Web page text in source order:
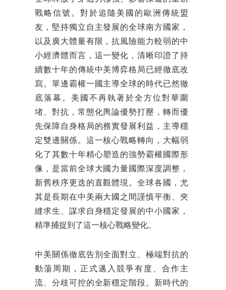
戰略信號。對於追隨美國的歐洲傳統盟
友，堅持獨立自主發展的全球南方國家，
以及廣大體量有限，抗風險能力較弱的中
小經濟體而言，這一變化，清晰印證了持
續數十年的傳統中美博弈格局已經徹底改
寫。單邊霸權一國主導全球的時代已然徹
底落幕。美國不再執著於全方位對華圍
堵、對抗，常態化輿論優勢打壓，轉而優
先保障自身格局的務實發展利益，主導穩
定雙邊關係。這一核心戰略轉向，大幅弱
化了其數十年精心塑造的強勢霸權國際形
像，是當前全球大國力量國際深度調整，
新舊秩序更迭的直觀體現。全球各國，尤
其是長期在中美兩大國之間謹慎平衡、夾
縫求生、謀求自身穩定發展的中小國家，
精準捕捉到了這一核心戰略變化。
中美關係徹底告別全面對立、極端對抗的
動蕩周期，正式邁入競爭有度、合作主
流、分歧可控的全新穩定階段。新時代的